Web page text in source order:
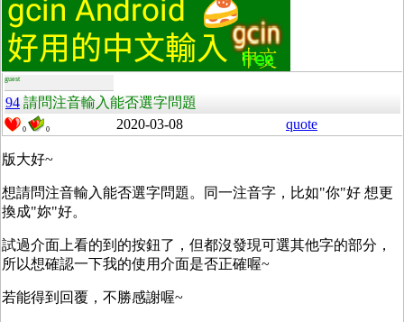
guest
94 請問注音輸入能否選字問題
0 0 2020-03-08 quote
版大好~
想請問注音輸入能否選字問題。同一注音字，比如"你"好 想更
換成"妳"好。
試過介面上看的到的按鈕了，但都沒發現可選其他字的部分，
所以想確認一下我的使用介面是否正確喔~
若能得到回覆，不勝感謝喔~